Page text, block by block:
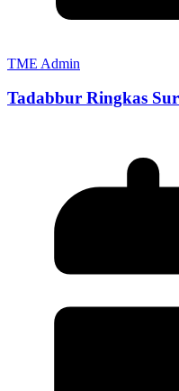
TME Admin
Tadabbur Ringkas